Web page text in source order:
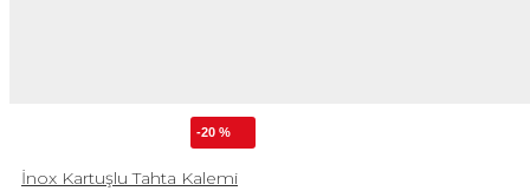
-20 %
İnox Kartuşlu Tahta Kalemi